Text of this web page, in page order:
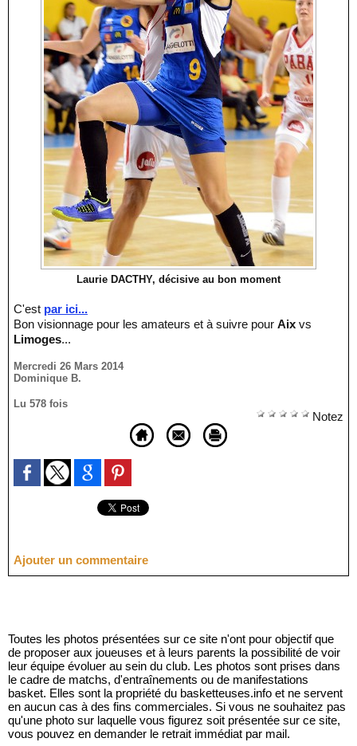
Laurie DACTHY, décisive au bon moment
C'est par ici...
Bon visionnage pour les amateurs et à suivre pour Aix vs
Limoges...
Mercredi 26 Mars 2014
Dominique B.
Lu 578 fois
Notez
Ajouter un commentaire
Toutes les photos présentées sur ce site n'ont pour objectif que
de proposer aux joueuses et à leurs parents la possibilité de voir
leur équipe évoluer au sein du club. Les photos sont prises dans
le cadre de matchs, d'entraînements ou de manifestations
basket. Elles sont la propriété du basketteuses.info et ne servent
en aucun cas à des fins commerciales. Si vous ne souhaitez pas
qu'une photo sur laquelle vous figurez soit présentée sur ce site,
vous pouvez en demander le retrait immédiat par mail.